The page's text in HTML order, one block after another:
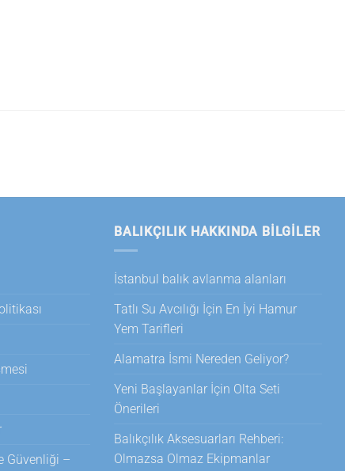
Güvenliği –
BALIKÇILIK HAKKINDA BILGILER
İstanbul balık avlanma alanları
Tatlı Su Avcılığı İçin En İyi Hamur
Yem Tarifleri
Alamatra İsmi Nereden Geliyor?
Yeni Başlayanlar İçin Olta Seti
Önerileri
Balıkçılık Aksesuarları Rehberi:
Olmazsa Olmaz Ekipmanlar